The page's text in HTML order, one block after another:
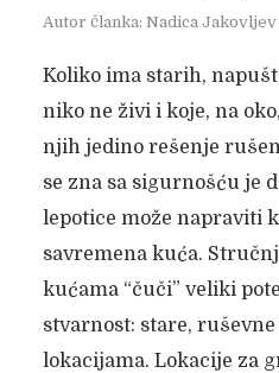
Autor članka: Nadica Jakovljev
Koliko ima starih,
niko ne živi i koje, na
njih jedino rešenje
se zna sa sigurnošću je
lepotice može napraviti
savremena kuća.
kućama “čuči” veliki
stvarnost: stare,
lokacijama. Lokacije za